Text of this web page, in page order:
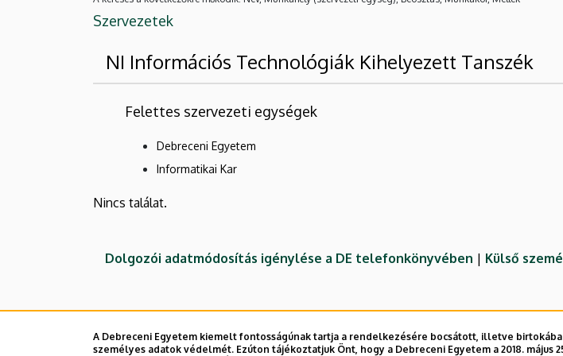
Szervezetek
NI Információs Technológiák Kihelyezett Tanszék
Felettes szervezeti egységek
Debreceni Egyetem
Informatikai Kar
Nincs találat.
Dolgozói adatmódosítás igénylése a DE telefonkönyvében | Külső
A Debreceni Egyetem kiemelt fontosságúnak tartja a rendelkezésére bocsátott, illetve
személyes adatok védelmét. Ezúton tájékoztatjuk Önt, hogy a Debreceni Egyetem a 2018. május